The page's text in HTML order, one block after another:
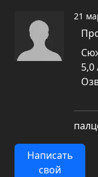
21
5,0
Написать
свой